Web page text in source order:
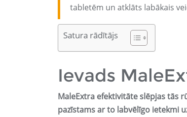
tabletēm un atklāts labākais
Satura rādītājs
Ievads
MaleExtra efektivitāte slēpjas tās
pazīstams ar to labvēlīgo ietekmi